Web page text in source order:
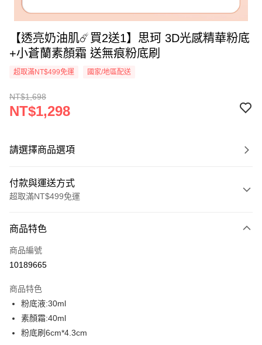
【透亮奶油肌☄️買2送1】思珂 3D光感精華粉底
+小蒼蘭素顏霜 送無痕粉底刷
超取滿NT$499免運 國家/地區配送
NT$1,698
NT$1,298
請選擇商品選項
付款與運送方式
超取滿NT$499免運
信用卡一次付款
超商取貨付款
Apple Pay
街口支付
商品特色
商品編號
10189665
商品特色
粉底液:30ml
素顏霜:40ml
粉底刷6cm*4.3cm